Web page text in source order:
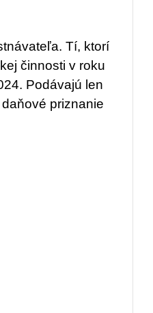
Tí, ktorí
činnosti v roku
Podávajú len
priznanie